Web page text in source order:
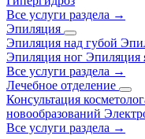
Все услуги раздела →
Эпиляция
Эпиляция над губой
Эпиляция ног Эпиляция
Все услуги раздела →
Лечебное отделение
Консультация
новообразований
Все услуги раздела →